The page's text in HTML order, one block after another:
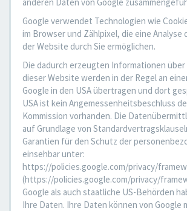
Google verwendet Technologien wie
im Browser und Zählpixel, die eine Analyse
der Website durch Sie ermöglichen.
Die dadurch erzeugten Informationen
dieser Website werden in der Regel an
Google in den USA übertragen und dort
USA ist kein Angemessenheitsbeschluss
Kommission vorhanden. Die
auf Grundlage von
Garantien für den Schutz der
einsehbar unter:
https://policies.google.com/privacy/
(https://policies.google.com/privacy/
Google als auch staatliche US-Behörden
Ihre Daten. Ihre Daten können von Google